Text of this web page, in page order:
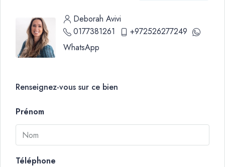
Deborah Avivi
0177381261
+972526277249
WhatsApp
Renseignez-vous sur ce bien
Prénom
Téléphone